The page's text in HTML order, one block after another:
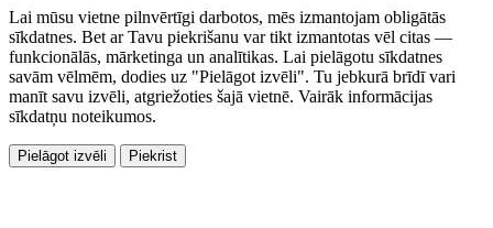
Lai mūsu vietne pilnvērtīgi darbotos, mēs izmantojam obligātās
sīkdatnes. Bet ar Tavu piekrišanu var tikt izmantotas vēl citas —
funkcionālās, mārketinga un analītikas. Lai pielāgotu sīkdatnes
savām vēlmēm, dodies uz "Pielāgot izvēli". Tu jebkurā brīdī vari
manīt savu izvēli, atgriežoties šajā vietnē. Vairāk informācijas
sīkdatņu noteikumos.
Pielāgot izvēli Piekrist